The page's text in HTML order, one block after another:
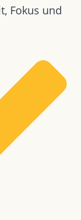
Fokus und